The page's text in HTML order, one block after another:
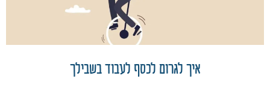
איך לגרום לכסף לעבוד בשבילך